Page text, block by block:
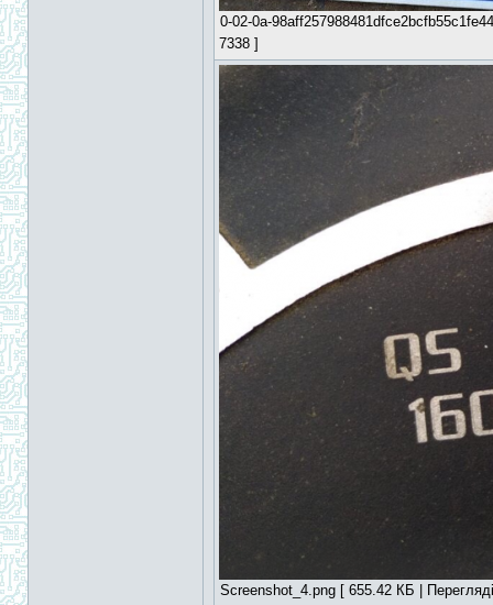
0-02-0a-
7338 ]
Screenshot_4.png [ 655.42 КБ |